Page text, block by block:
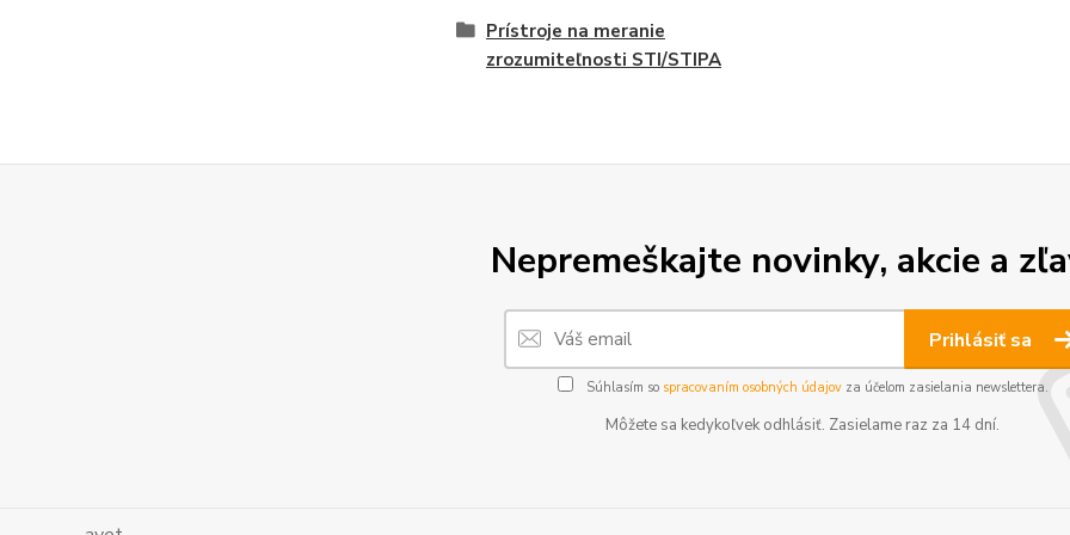
Prístroje na meranie
zrozumiteľnosti STI/STIPA
Nepremeškajte novinky, akcie a
Prihlásiť sa
Súhlasím so spracovaním osobných údajovza účelom zasielania newslettera.
Môžete sa kedykoľvek odhlásiť. Zasielame raz za 14 dní.